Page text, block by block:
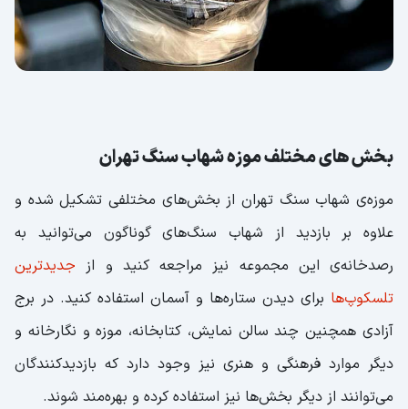
بخش های مختلف موزه شهاب سنگ تهران
موزه‌ی شهاب سنگ تهران از بخش‌های مختلفی تشکیل شده و
علاوه بر بازدید از شهاب‌ سنگ‌های گوناگون می‌توانید به
رصدخانه‌ی این مجموعه نیز مراجعه کنید و از جدیدترین
تلسکوپ‌ها برای دیدن ستاره‌ها و آسمان استفاده کنید. در برج
آزادی همچنین چند سالن نمایش، کتابخانه، موزه و نگارخانه و
دیگر موارد فرهنگی و هنری نیز وجود دارد که بازدیدکنندگان
می‌توانند از دیگر بخش‌ها نیز استفاده کرده و بهره‌مند شوند.